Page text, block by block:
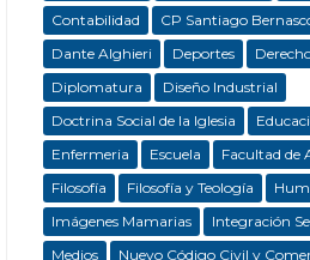
Contabilidad
CP Santiago
Dante Alghieri
Deportes
Diplomatura
Diseño Industrial
Doctrina Social de la Iglesia
Enfermeria
Escuela
Facultad de
Filosofía
Filosofía y Teología
Imágenes Mamarias
Integración
Medios
Nuevo Código Civil y